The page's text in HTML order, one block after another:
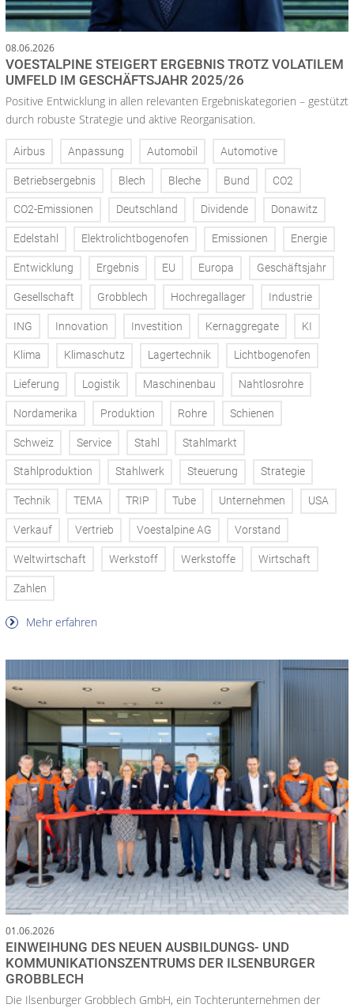
08.06.2026
VOESTALPINE STEIGERT ERGEBNIS TROTZ VOLATILEM
UMFELD IM GESCHÄFTSJAHR 2025/26
Positive Entwicklung in allen relevanten Ergebniskategorien – gestützt
durch robuste Strategie und aktive Reorganisation.
Airbus Anpassung Automobil Automotive
Betriebsergebnis Blech Bleche Bund CO2
CO2-Emissionen Deutschland Dividende Donawitz
Edelstahl Elektrolichtbogenofen Emissionen Energie
Entwicklung Ergebnis EU Europa Geschäftsjahr
Gesellschaft Grobblech Hochregallager Industrie
ING Innovation Investition Kernaggregate KI
Klima Klimaschutz Lagertechnik Lichtbogenofen
Lieferung Logistik Maschinenbau Nahtlosrohre
Nordamerika Produktion Rohre Schienen
Schweiz Service Stahl Stahlmarkt
Stahlproduktion Stahlwerk Steuerung Strategie
Technik TEMA TRIP Tube Unternehmen USA
Verkauf Vertrieb Voestalpine AG Vorstand
Weltwirtschaft Werkstoff Werkstoffe Wirtschaft
Zahlen
Mehr erfahren
01.06.2026
EINWEIHUNG DES NEUEN AUSBILDUNGS- UND
KOMMUNIKATIONSZENTRUMS DER ILSENBURGER
GROBBLECH
Die Ilsenburger Grobblech GmbH, ein Tochterunternehmen der